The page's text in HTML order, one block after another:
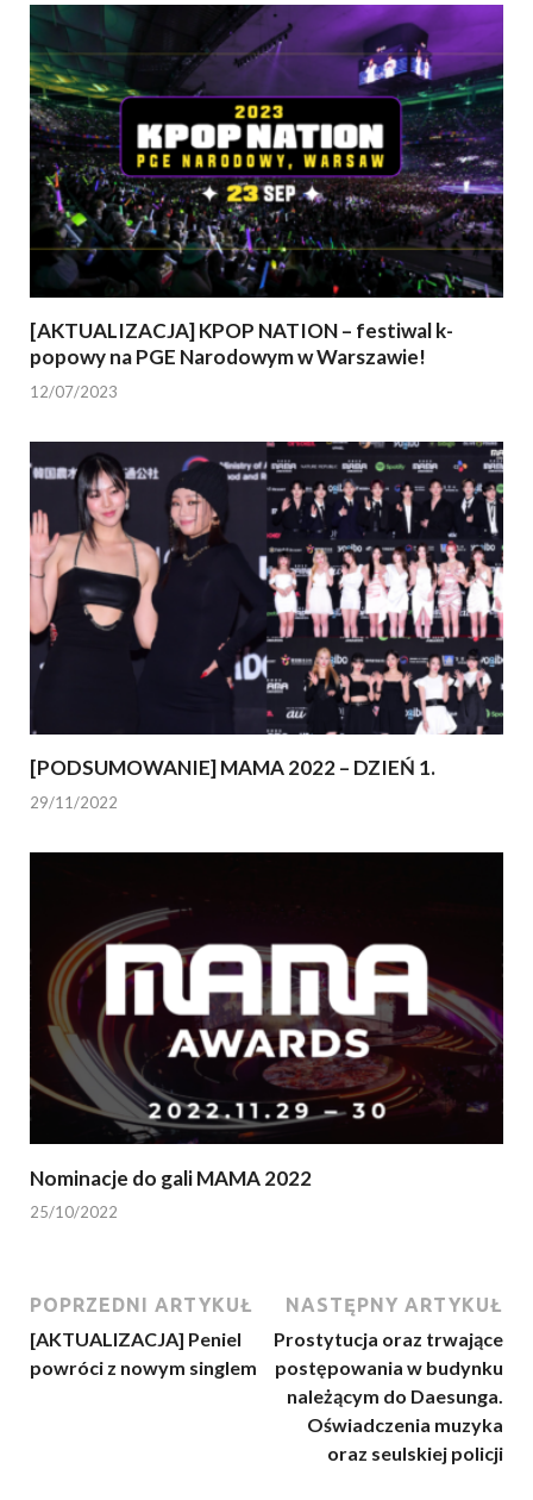
[AKTUALIZACJA] KPOP NATION – festiwal k-
popowy na PGE Narodowym w Warszawie!
12/07/2023
[PODSUMOWANIE] MAMA 2022 – DZIEŃ 1.
29/11/2022
Nominacje do gali MAMA 2022
25/10/2022
POPRZEDNI ARTYKUŁ
[AKTUALIZACJA] Peniel
powróci z nowym singlem
NASTĘPNY ARTYKUŁ
Prostytucja oraz trwające
postępowania w budynku
należącym do Daesunga.
Oświadczenia muzyka
oraz seulskiej policji